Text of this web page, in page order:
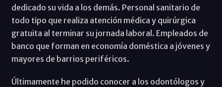
dedicado su vida a los demás. Personal sanitario de
todo tipo que realiza atención médica y quirúrgica
gratuita al terminar su jornada laboral. Empleados de
banco que forman en economía doméstica a jóvenes y
mayores de barrios periféricos.
Últimamente he podido conocer a los odontólogos y